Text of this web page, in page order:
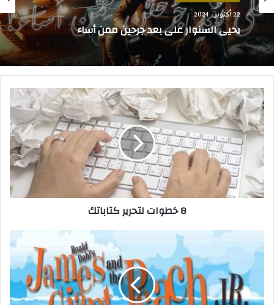
22 أكتوبر، 2024
يحيى السنوار على بعد جرحين ممن أساء
8
خطوات
لتحرير
كتاباتك
8 خطوات لتحرير كتاباتك
of
Giant